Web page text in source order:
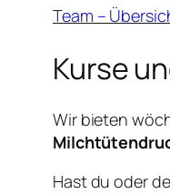
Team –
Kurse
Wir bieten
Hast du oder